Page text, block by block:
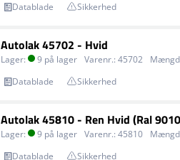
Datablade
Sikkerhed
Autolak 45702 - Hvid
Lager: 9 på lager Varenr.: 45702
Datablade
Sikkerhed
Autolak 45810 - Ren Hvid (Ral
Lager: 9 på lager Varenr.: 45810
Datablade
Sikkerhed